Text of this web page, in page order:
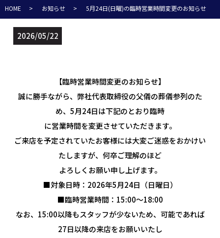
HOME お知らせ 5月24日(日曜)の臨時営業時間変更のお知らせ
2026/05/22
【臨時営業時間変更のお知らせ】
誠に勝手ながら、弊社代表取締役の父儀の葬儀参列のた
め、5月24日は下記のとおり臨時
に営業時間を変更させていただきます。
ご来店を予定されていたお客様には大変ご迷惑をおかけい
たしますが、何卒ご理解のほど
よろしくお願い申し上げます。
■対象日時：2026年5月24日（日曜日）
■臨時営業時間：15:00～18:00
なお、15:00以降もスタッフが少ないため、可能であれば
27日以降の来店をお願いいたし